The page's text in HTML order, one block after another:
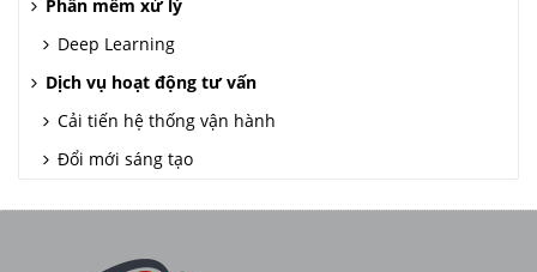
Phần mềm xử lý
Deep Learning
Dịch vụ hoạt động tư vấn
Cải tiến hệ thống vận hành
Đổi mới sáng tạo